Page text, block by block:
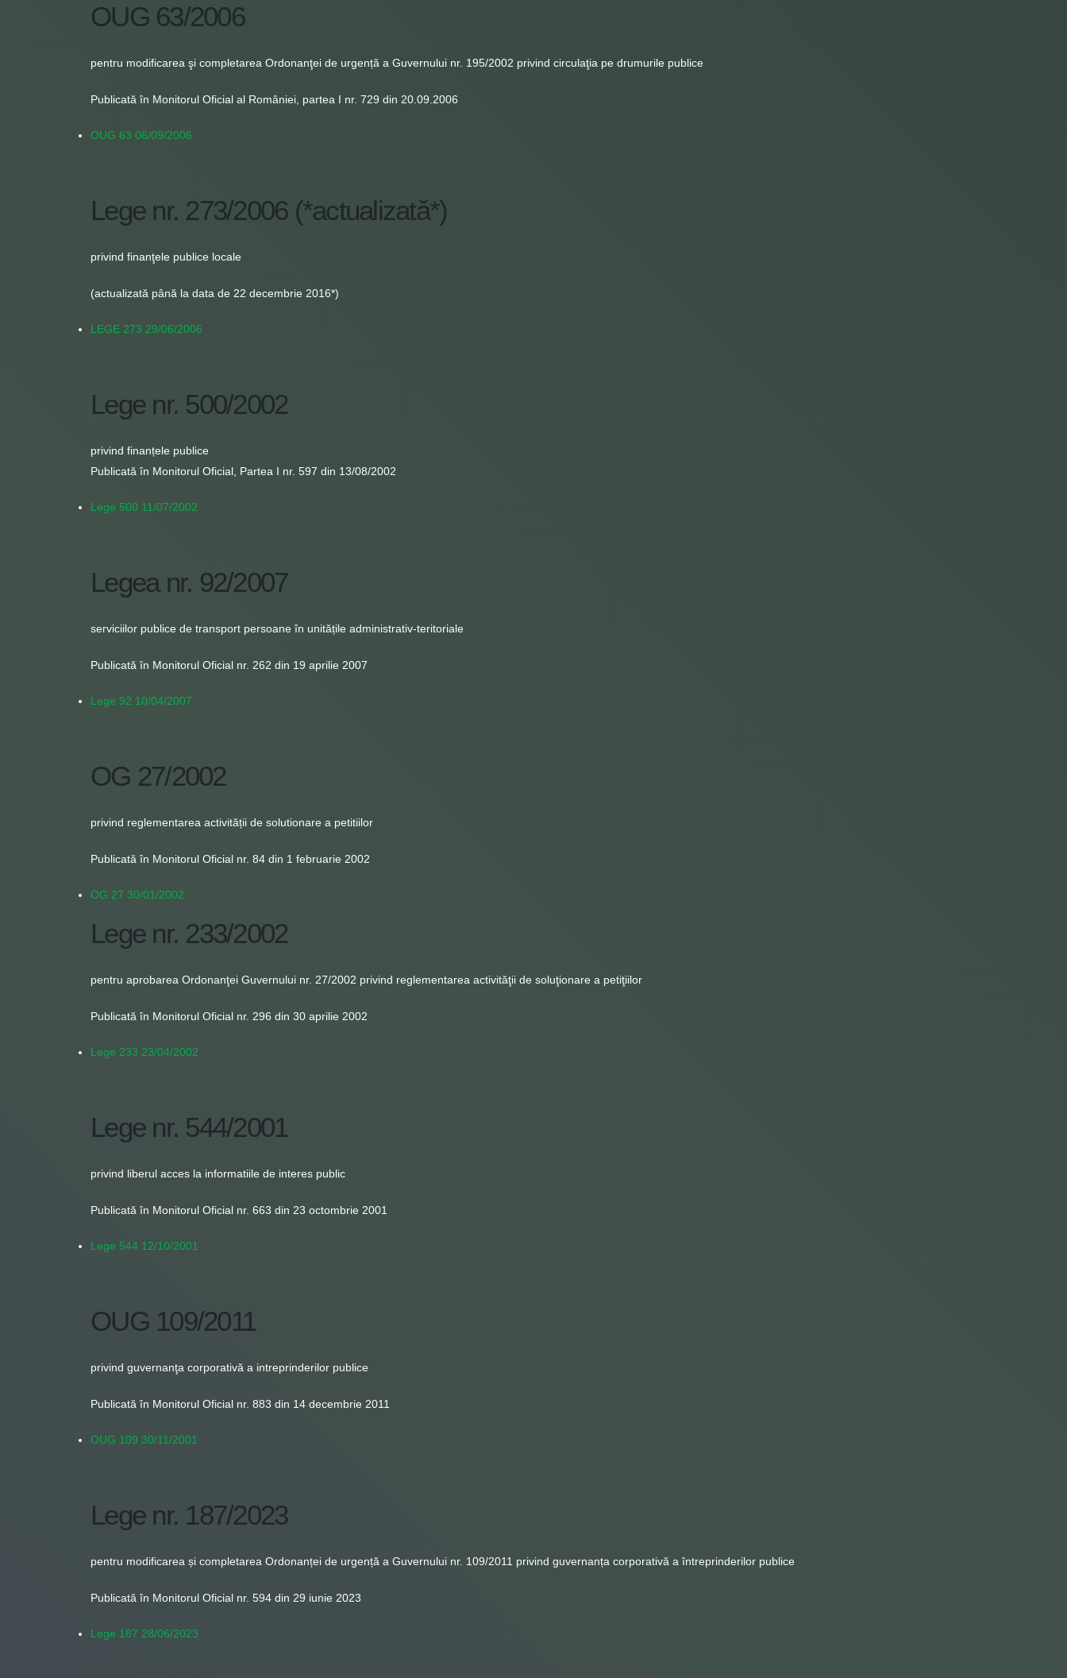
OUG 63/2006
pentru modificarea şi completarea Ordonanţei de urgență a Guvernului nr. 195/2002 privind circulaţia pe drumurile publice
Publicată în Monitorul Oficial al României, partea I nr. 729 din 20.09.2006
OUG 63 06/09/2006
Lege nr. 273/2006 (*actualizată*)
privind finanţele publice locale
(actualizată până la data de 22 decembrie 2016*)
LEGE 273 29/06/2006
Lege nr. 500/2002
privind finanțele publice
Publicată în Monitorul Oficial, Partea I nr. 597 din 13/08/2002
Lege 500 11/07/2002
Legea nr. 92/2007
serviciilor publice de transport persoane în unitățile administrativ-teritoriale
Publicată în Monitorul Oficial nr. 262 din 19 aprilie 2007
Lege 92 10/04/2007
OG 27/2002
privind reglementarea activității de solutionare a petitiilor
Publicată în Monitorul Oficial nr. 84 din 1 februarie 2002
OG 27 30/01/2002
Lege nr. 233/2002
pentru aprobarea Ordonanţei Guvernului nr. 27/2002 privind reglementarea activităţii de soluţionare a petiţiilor
Publicată în Monitorul Oficial nr. 296 din 30 aprilie 2002
Lege 233 23/04/2002
Lege nr. 544/2001
privind liberul acces la informatiile de interes public
Publicată în Monitorul Oficial nr. 663 din 23 octombrie 2001
Lege 544 12/10/2001
OUG 109/2011
privind guvernanţa corporativă a intreprinderilor publice
Publicată în Monitorul Oficial nr. 883 din 14 decembrie 2011
OUG 109 30/11/2001
Lege nr. 187/2023
pentru modificarea și completarea Ordonanței de urgență a Guvernului nr. 109/2011 privind guvernanța corporativă a întreprinderilor publice
Publicată în Monitorul Oficial nr. 594 din 29 iunie 2023
Lege 187 28/06/2023